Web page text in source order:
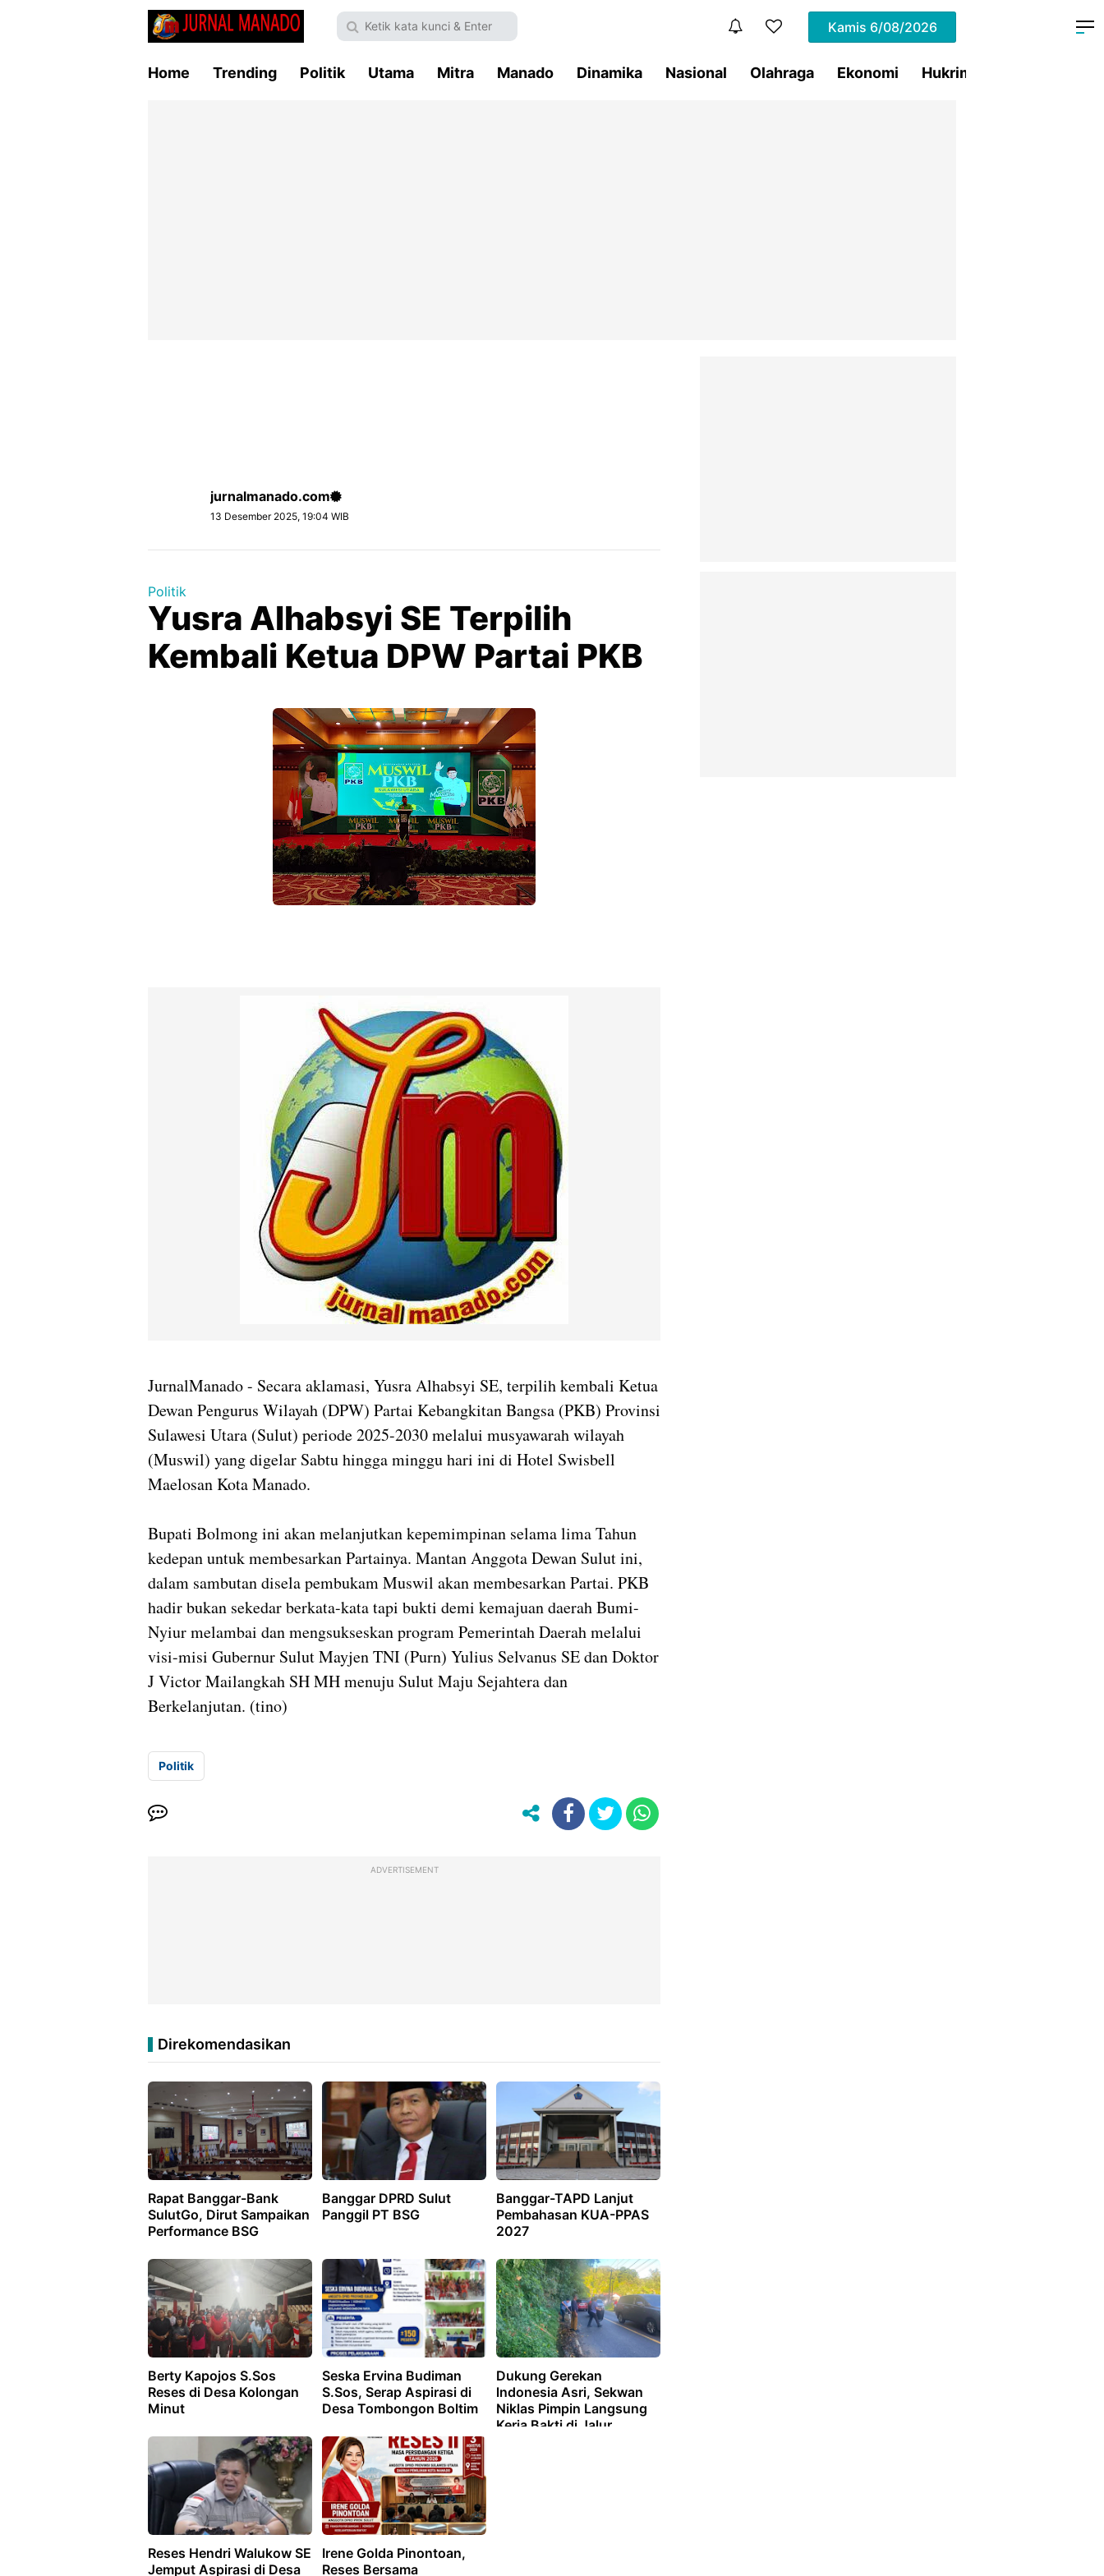
Kamis 6/08/2026
Home Trending Politik Utama Mitra Manado Dinamika Nasional Olahraga Ekonomi Hukrim
jurnalmanado.com
13 Desember 2025, 19:04 WIB
Politik
Yusra Alhabsyi SE Terpilih
Kembali Ketua DPW Partai PKB
JurnalManado - Secara aklamasi, Yusra Alhabsyi SE, terpilih kembali Ketua
Dewan Pengurus Wilayah (DPW) Partai Kebangkitan Bangsa (PKB) Provinsi
Sulawesi Utara (Sulut) periode 2025-2030 melalui musyawarah wilayah
(Muswil) yang digelar Sabtu hingga minggu hari ini di Hotel Swisbell
Maelosan Kota Manado.
Bupati Bolmong ini akan melanjutkan kepemimpinan selama lima Tahun
kedepan untuk membesarkan Partainya. Mantan Anggota Dewan Sulut ini,
dalam sambutan disela pembukam Muswil akan membesarkan Partai. PKB
hadir bukan sekedar berkata-kata tapi bukti demi kemajuan daerah Bumi-
Nyiur melambai dan mengsukseskan program Pemerintah Daerah melalui
visi-misi Gubernur Sulut Mayjen TNI (Purn) Yulius Selvanus SE dan Doktor
J Victor Mailangkah SH MH menuju Sulut Maju Sejahtera dan
Berkelanjutan. (tino)
Politik
ADVERTISEMENT
Direkomendasikan
Rapat Banggar-Bank
SulutGo, Dirut Sampaikan
Performance BSG
Banggar DPRD Sulut
Panggil PT BSG
Banggar-TAPD Lanjut
Pembahasan KUA-PPAS
2027
Berty Kapojos S.Sos
Reses di Desa Kolongan
Minut
Seska Ervina Budiman
S.Sos, Serap Aspirasi di
Desa Tombongon Boltim
Dukung Gerekan
lndonesia Asri, Sekwan
Niklas Pimpin Langsung
Kerja Bakti di Jalur
Reses Hendri Walukow SE
Jemput Aspirasi di Desa
Irene Golda Pinontoan,
Reses Bersama